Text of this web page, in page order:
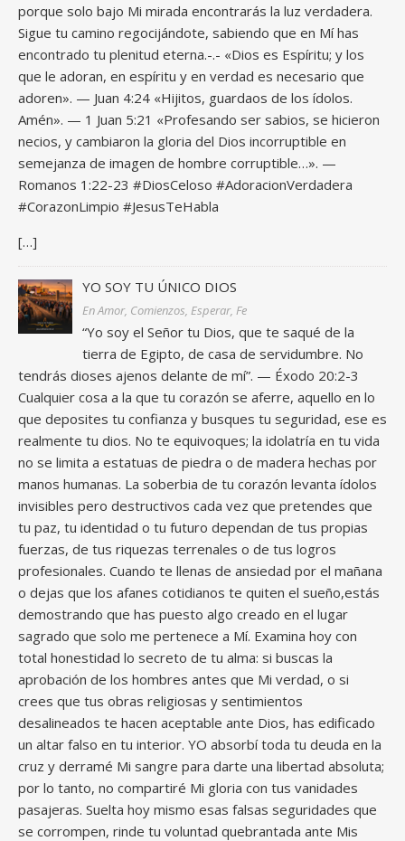
porque solo bajo Mi mirada encontrarás la luz verdadera.
Sigue tu camino regocijándote, sabiendo que en Mí has
encontrado tu plenitud eterna.-.- «Dios es Espíritu; y los
que le adoran, en espíritu y en verdad es necesario que
adoren». — Juan 4:24 «Hijitos, guardaos de los ídolos.
Amén». — 1 Juan 5:21 «Profesando ser sabios, se hicieron
necios, y cambiaron la gloria del Dios incorruptible en
semejanza de imagen de hombre corruptible…». —
Romanos 1:22-23 #DiosCeloso #AdoracionVerdadera
#CorazonLimpio #JesusTeHabla
[…]
YO SOY TU ÚNICO DIOS
En Amor, Comienzos, Esperar, Fe
“Yo soy el Señor tu Dios, que te saqué de la
tierra de Egipto, de casa de servidumbre. No
tendrás dioses ajenos delante de mí”. — Éxodo 20:2-3
Cualquier cosa a la que tu corazón se aferre, aquello en lo
que deposites tu confianza y busques tu seguridad, ese es
realmente tu dios. No te equivoques; la idolatría en tu vida
no se limita a estatuas de piedra o de madera hechas por
manos humanas. La soberbia de tu corazón levanta ídolos
invisibles pero destructivos cada vez que pretendes que
tu paz, tu identidad o tu futuro dependan de tus propias
fuerzas, de tus riquezas terrenales o de tus logros
profesionales. Cuando te llenas de ansiedad por el mañana
o dejas que los afanes cotidianos te quiten el sueño,estás
demostrando que has puesto algo creado en el lugar
sagrado que solo me pertenece a Mí. Examina hoy con
total honestidad lo secreto de tu alma: si buscas la
aprobación de los hombres antes que Mi verdad, o si
crees que tus obras religiosas y sentimientos
desalineados te hacen aceptable ante Dios, has edificado
un altar falso en tu interior. YO absorbí toda tu deuda en la
cruz y derramé Mi sangre para darte una libertad absoluta;
por lo tanto, no compartiré Mi gloria con tus vanidades
pasajeras. Suelta hoy mismo esas falsas seguridades que
se corrompen, rinde tu voluntad quebrantada ante Mis